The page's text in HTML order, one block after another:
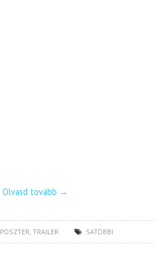
Olvasd tovább →
POSZTER ,TRAILER SATÖBBI